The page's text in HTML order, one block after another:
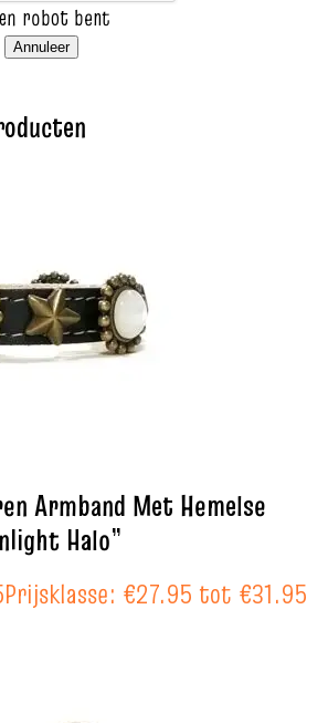
robot bent
Annuleer
Armband Met Hemelse
Halo”
Prijsklasse: €27.95 tot €31.95